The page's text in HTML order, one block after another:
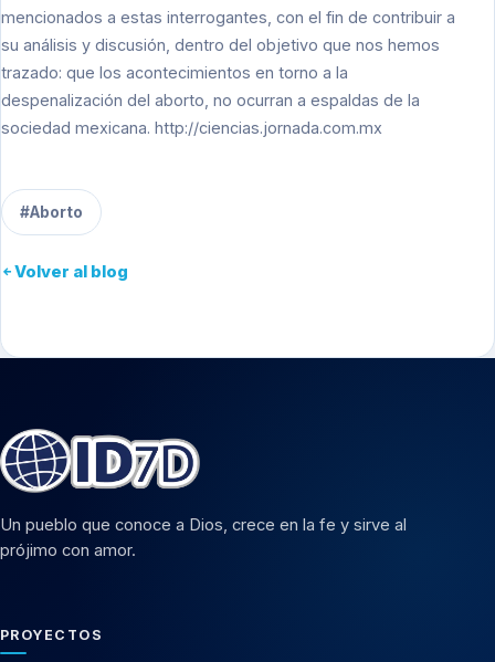
mencionados a estas interrogantes, con el fin de contribuir a
su análisis y discusión, dentro del objetivo que nos hemos
trazado: que los acontecimientos en torno a la
despenalización del aborto, no ocurran a espaldas de la
sociedad mexicana. http://ciencias.jornada.com.mx
#Aborto
Volver al blog
Un pueblo que conoce a Dios, crece en la fe y sirve al
prójimo con amor.
PROYECTOS